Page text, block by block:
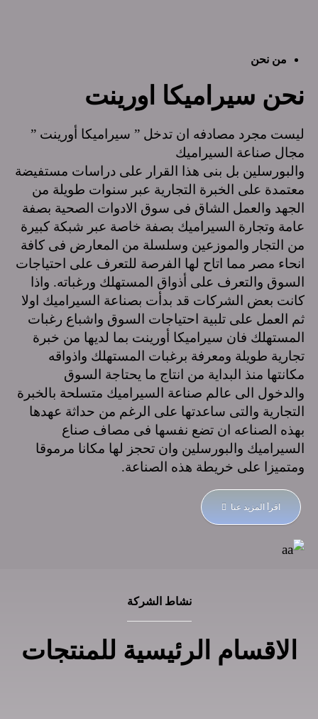
من نحن
نحن سيراميكا اورينت
ليست مجرد مصادفه ان تدخل ” سيراميكا أورينت ”
مجال صناعة السيراميك
والبورسلين بل بنى هذا القرار على دراسات مستفيضة
معتمدة على الخبرة التجارية عبر سنوات طويلة من
الجهد والعمل الشاق فى سوق الادوات الصحية بصفة
عامة وتجارة السيراميك بصفة خاصة عبر شبكة كبيرة
من التجار والموزعين وسلسلة من المعارض فى كافة
انحاء مصر مما اتاح لها الفرصة للتعرف على احتياجات
السوق والتعرف على أذواق المستهلك ورغباته. واذا
كانت بعض الشركات قد بدأت بصناعة السيراميك اولا
ثم العمل على تلبية احتياجات السوق واشباع رغبات
المستهلك فان سيراميكا أورينت بما لديها من خبرة
تجارية طويلة ومعرفة برغبات المستهلك واذواقه
مكانتها منذ البداية من انتاج ما يحتاجة السوق
والدخول الى عالم صناعة السيراميك متسلحة بالخبرة
التجارية والتى ساعدتها على الرغم من حداثة عهدها
بهذه الصناعه ان تضع نفسها فى مصاف صناع
السيراميك والبورسلين وان تحجز لها مكانا مرموقا
ومتميزا على خريطة هذه الصناعة.
اقرأ المزيد عنا
نشاط الشركة
الاقسام الرئيسية للمنتجات